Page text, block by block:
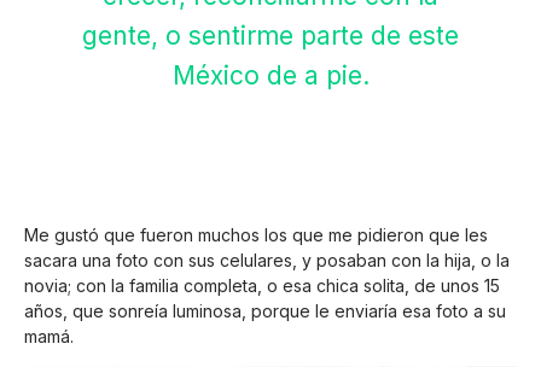
gente, o sentirme parte de este
México de a pie.
Me gustó que fueron muchos los que me pidieron que les
sacara una foto con sus celulares, y posaban con la hija, o la
novia; con la familia completa, o esa chica solita, de unos 15
años, que sonreía luminosa, porque le enviaría esa foto a su
mamá.